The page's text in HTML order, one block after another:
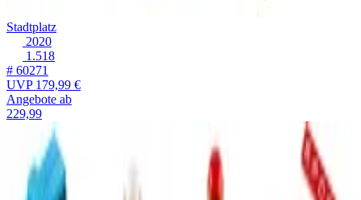
Stadtplatz
2020
1.518
# 60271
UVP179,99 €
Angebote ab
229,99